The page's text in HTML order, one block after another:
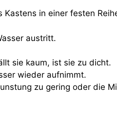
in einer festen
austritt.
sie kaum, ist sie zu dicht.
wieder aufnimmt.
zu gering oder die